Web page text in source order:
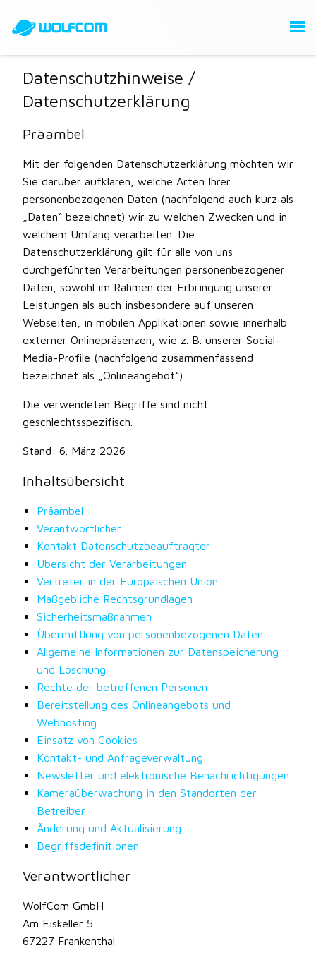
Datenschutzhinweise /
Datenschutzerklärung
Präambel
Mit der folgenden Datenschutzerklärung möchten wir
Sie darüber aufklären, welche Arten Ihrer
personenbezogenen Daten (nachfolgend auch kurz als
„Daten“ bezeichnet) wir zu welchen Zwecken und in
welchem Umfang verarbeiten. Die
Datenschutzerklärung gilt für alle von uns
durchgeführten Verarbeitungen personenbezogener
Daten, sowohl im Rahmen der Erbringung unserer
Leistungen als auch insbesondere auf unseren
Webseiten, in mobilen Applikationen sowie innerhalb
externer Onlinepräsenzen, wie z. B. unserer Social-
Media-Profile (nachfolgend zusammenfassend
bezeichnet als „Onlineangebot“).
Die verwendeten Begriffe sind nicht
geschlechtsspezifisch.
Stand: 6. März 2026
Inhaltsübersicht
Präambel
Verantwortlicher
Kontakt Datenschutzbeauftragter
Übersicht der Verarbeitungen
Vertreter in der Europäischen Union
Maßgebliche Rechtsgrundlagen
Sicherheitsmaßnahmen
Übermittlung von personenbezogenen Daten
Allgemeine Informationen zur Datenspeicherung
und Löschung
Rechte der betroffenen Personen
Bereitstellung des Onlineangebots und
Webhosting
Einsatz von Cookies
Kontakt- und Anfrageverwaltung
Newsletter und elektronische Benachrichtigungen
Kameraüberwachung in den Standorten der
Betreiber
Änderung und Aktualisierung
Begriffsdefinitionen
Verantwortlicher
WolfCom GmbH
Am Eiskeller 5
67227 Frankenthal